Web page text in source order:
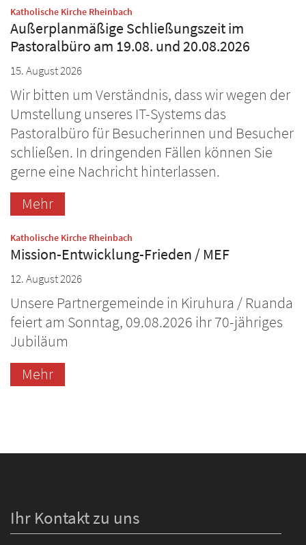
Katholische Kirche Rheinbach
Außerplanmäßige Schließungszeit im
Pastoralbüro am 19.08. und 20.08.2026
15. August 2026
Wir bitten um Verständnis, dass wir wegen der
Umstellung unseres IT-Systems das
Pastoralbüro für Besucherinnen und Besucher
schließen. In dringenden Fällen können Sie
gerne eine Nachricht hinterlassen.
Mehr
Katholische Kirche Rheinbach
Mission-Entwicklung-Frieden / MEF
12. August 2026
Unsere Partnergemeinde in Kiruhura / Ruanda
feiert am Sonntag, 09.08.2026 ihr 70-jähriges
Jubiläum
Mehr
Ihr Kontakt zu uns